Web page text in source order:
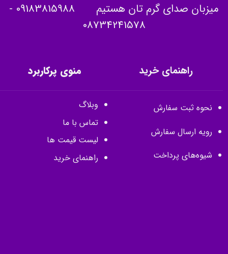
میزبان صدای گرم تان هستیم 09183815988
-
08734241578
راهنمای خرید
نحوه ثبت سفارش
رویه ارسال سفارش
شیوه‌های پرداخت
منوی پرکاربرد
وبلاگ
تماس با ما
لیست قیمت ها
راهنمای خرید